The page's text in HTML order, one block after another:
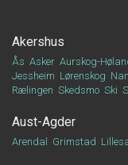
Akershus
Ås Asker Aurskog-
Jessheim Lørenskog
Rælingen Skedsmo Ski
Aust-Agder
Arendal Grimstad